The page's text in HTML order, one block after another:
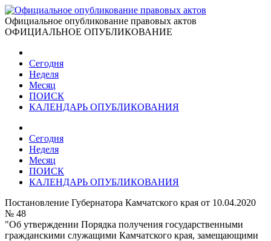
Официальное опубликование правовых актов
ОФИЦИАЛЬНОЕ ОПУБЛИКОВАНИЕ
Сегодня
Неделя
Месяц
ПОИСК
КАЛЕНДАРЬ ОПУБЛИКОВАНИЯ
Сегодня
Неделя
Месяц
ПОИСК
КАЛЕНДАРЬ ОПУБЛИКОВАНИЯ
Постановление Губернатора Камчатского края от 10.04.2020
№ 48
"Об утверждении Порядка получения государственными
гражданскими служащими Камчатского края, замещающими